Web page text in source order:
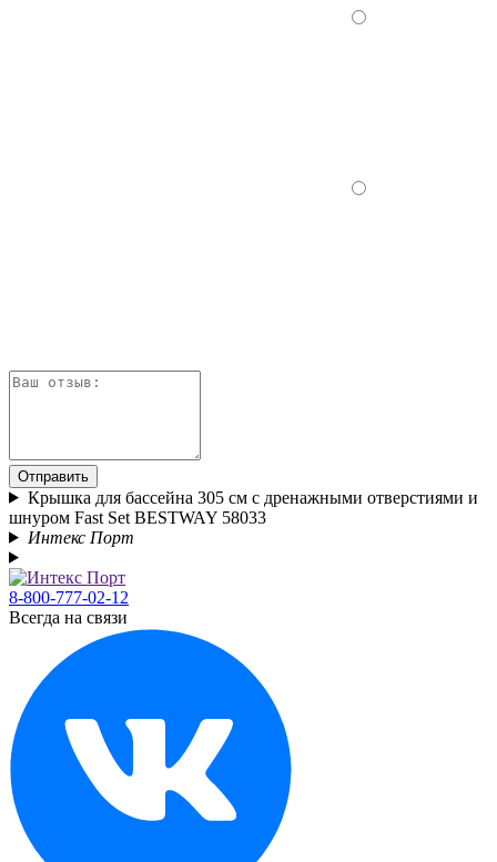
Отправить
Крышка для бассейна 305 см с дренажными отверстиями и
шнуром Fast Set BESTWAY 58033
Интекс Порт
8-800-777-02-12
Всегда на связи